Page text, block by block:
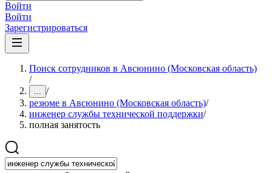
Войти
Войти
Зарегистрироваться
Поиск сотрудников в Авсюнино (Московская область)
/
... /
резюме в Авсюнино (Московская область)/
инженер службы технической поддержки/
полная занятость